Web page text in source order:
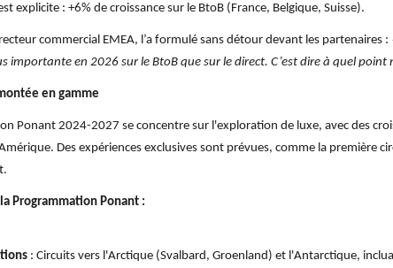
explicite : +6% de croissance sur le BtoB (France, Belgique, Suisse).
commercial EMEA, l’a formulé sans détour devant les partenaires :
importante en 2026 sur le BtoB que sur le direct. C’est dire à quel
en gamme
Ponant 2024-2027 se concentre sur l'exploration de luxe, avec des
Des expériences exclusives sont prévues, comme la première
Programmation Ponant :
: Circuits vers l'Arctique (Svalbard, Groenland) et l'Antarctique,